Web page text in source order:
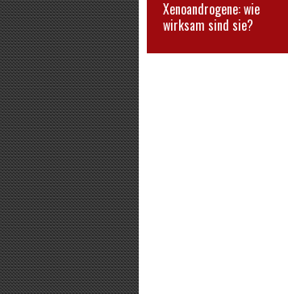
Xenoandrogene: wie
wirksam sind sie?